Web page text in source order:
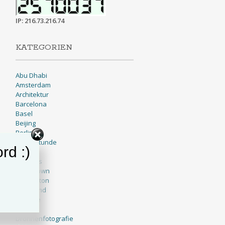
IP: 216.73.216.74
KATEGORIEN
Abu Dhabi
Amsterdam
Architektur
Barcelona
Basel
Beijing
Berlin
Blaue Stunde
BNW
Brussels
Cape Town
Charleston
Cleveland
Cologne
Drohnenfotografie
:)